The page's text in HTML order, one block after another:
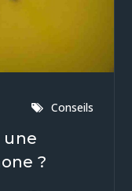
Conseils
une
?